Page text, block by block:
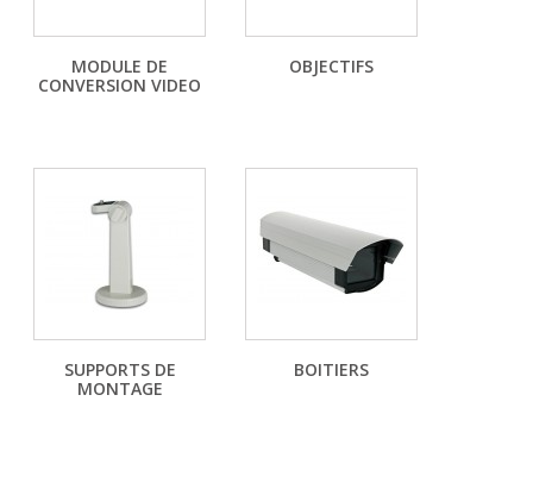
MODULE DE
CONVERSION VIDEO
OBJECTIFS
SUPPORTS DE
MONTAGE
BOITIERS